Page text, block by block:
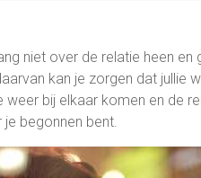
niet over de relatie heen
kan je zorgen dat
bij elkaar komen en de
begonnen bent.